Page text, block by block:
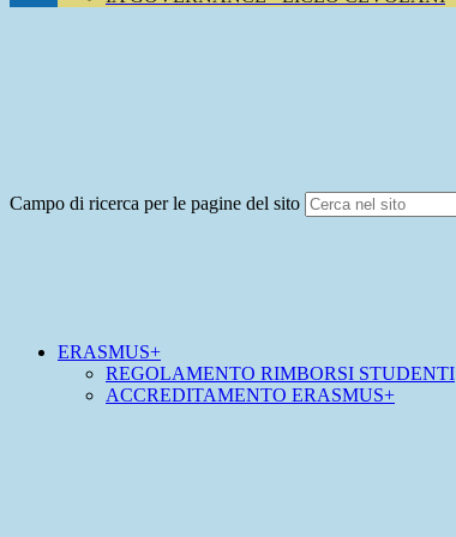
Campo di ricerca per le pagine del sito
ERASMUS+
REGOLAMENTO RIMBORSI STUDENTI
ACCREDITAMENTO ERASMUS+